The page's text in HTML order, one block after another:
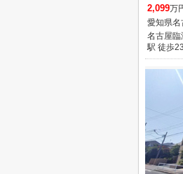
2,099万
愛知県名
名古屋臨
駅 徒歩